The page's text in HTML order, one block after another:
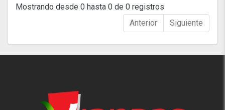
Mostrando desde 0 hasta 0 de 0 registros
Anterior
Siguiente